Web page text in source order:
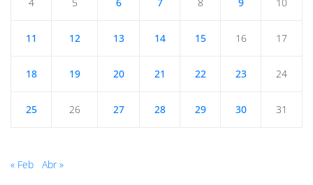
11 12 13 14 15 16 17
18 19 20 21 22 23 24
25 26 27 28 29 30 31
« Feb Abr »